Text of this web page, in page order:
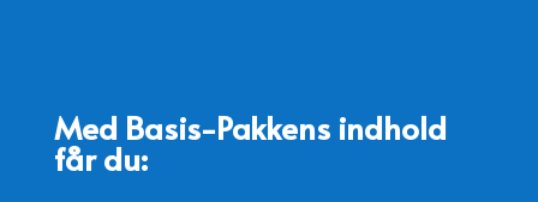
Med Basis-Pakkens indhold
får du: